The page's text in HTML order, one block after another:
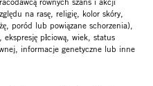
na rasę, religię, kolor skóry,
poród lub powiązane schorzenia),
ekspresję płciową, wiek, status
informacje genetyczne lub inne